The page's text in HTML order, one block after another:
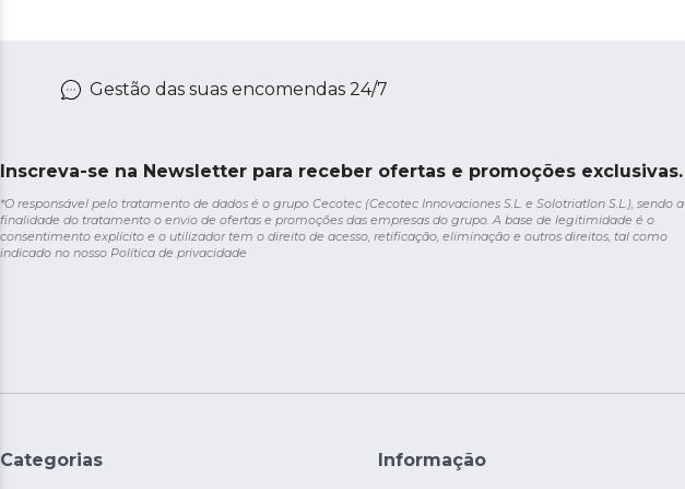
Gestão das suas encomendas 24/7
Inscreva-se na Newsletter para receber ofertas e promoções exclusivas.
*O responsável pelo tratamento de dados é o grupo Cecotec (Cecotec Innovaciones S.L. e Solotriatlon S.L.), sendo a
finalidade do tratamento o envio de ofertas e promoções das empresas do grupo. A base de legitimidade é o
consentimento explícito e o utilizador tem o direito de acesso, retificação, eliminação e outros direitos, tal como
indicado no nosso Política de privacidade
Categorias Informação